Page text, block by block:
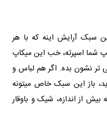
سبک آرایش اینه که با هر
شما اسپرته، خب این میکاپ
تر نشون بده. اگر هم لباس و
باز این سبک خاص میتونه
از اندازه، شیک و باوقار